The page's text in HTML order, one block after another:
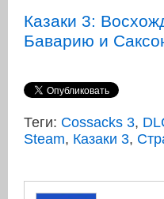
Казаки 3:
Баварию и
Теги: Cossacks 3,
Steam, Казаки 3,